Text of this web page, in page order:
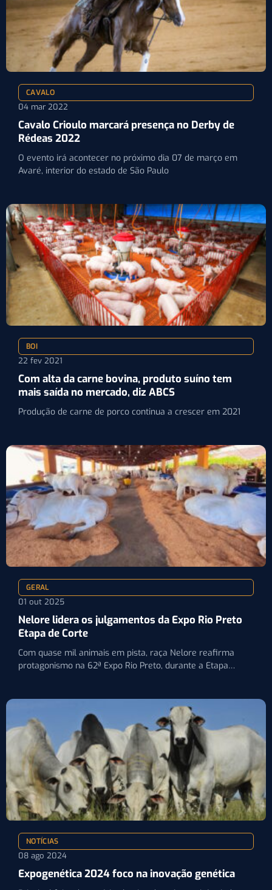
CAVALO
04 mar 2022
Cavalo Crioulo marcará presença no Derby de
Rédeas 2022
O evento irá acontecer no próximo dia 07 de março em
Avaré, interior do estado de São Paulo
BOI
22 fev 2021
Com alta da carne bovina, produto suíno tem
mais saída no mercado, diz ABCS
Produção de carne de porco continua a crescer em 2021
GERAL
01 out 2025
Nelore lidera os julgamentos da Expo Rio Preto
Etapa de Corte
Com quase mil animais em pista, raça Nelore reafirma
protagonismo na 62ª Expo Rio Preto, durante a Etapa…
NOTÍCIAS
08 ago 2024
Expogenética 2024 foco na inovação genética